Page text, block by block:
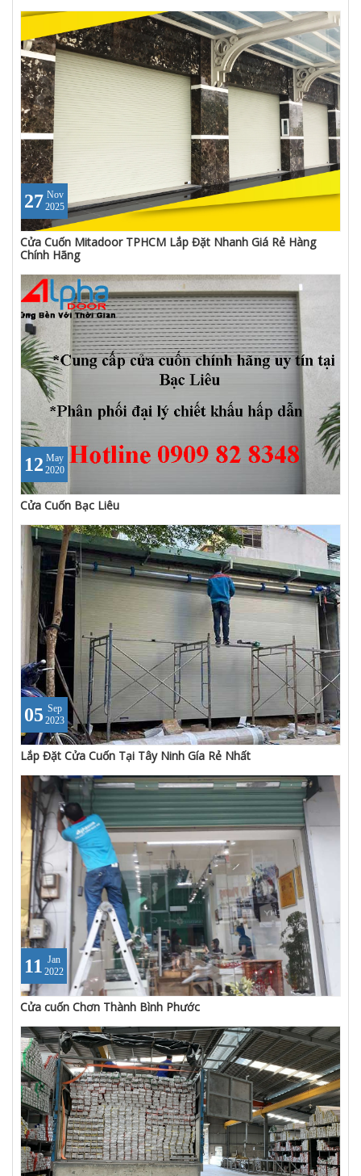
27 Nov
2025
Cửa Cuốn Mitadoor TPHCM Lắp Đặt Nhanh Giá Rẻ Hàng
Chính Hãng
12 May
2020
Cửa Cuốn Bạc Liêu
05 Sep
2023
Lắp Đặt Cửa Cuốn Tại Tây Ninh Gía Rẻ Nhất
11 Jan
2022
Cửa cuốn Chơn Thành Bình Phước